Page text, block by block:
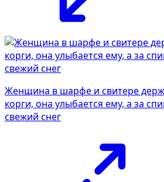
Женщина в шарфе и свитере
корги, она улыбается ему, а за
свежий снег